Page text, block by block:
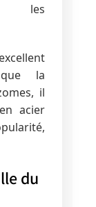
les
la
il
acier
du